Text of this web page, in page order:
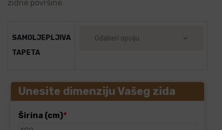
zidne površine.
SAMOLJEPLJIVA
TAPETA
Unesite dimenziju Vašeg zida
Širina (cm)*